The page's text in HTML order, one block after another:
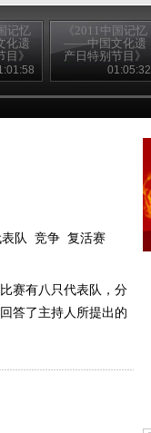
记忆
遗
》
五）
《2011中国记忆
——中国文化遗
产日特别节目》
20110611 （四）
01:05:32
队 竞争 复活赛
赛有八只代表队，分
答了主持人所提出的